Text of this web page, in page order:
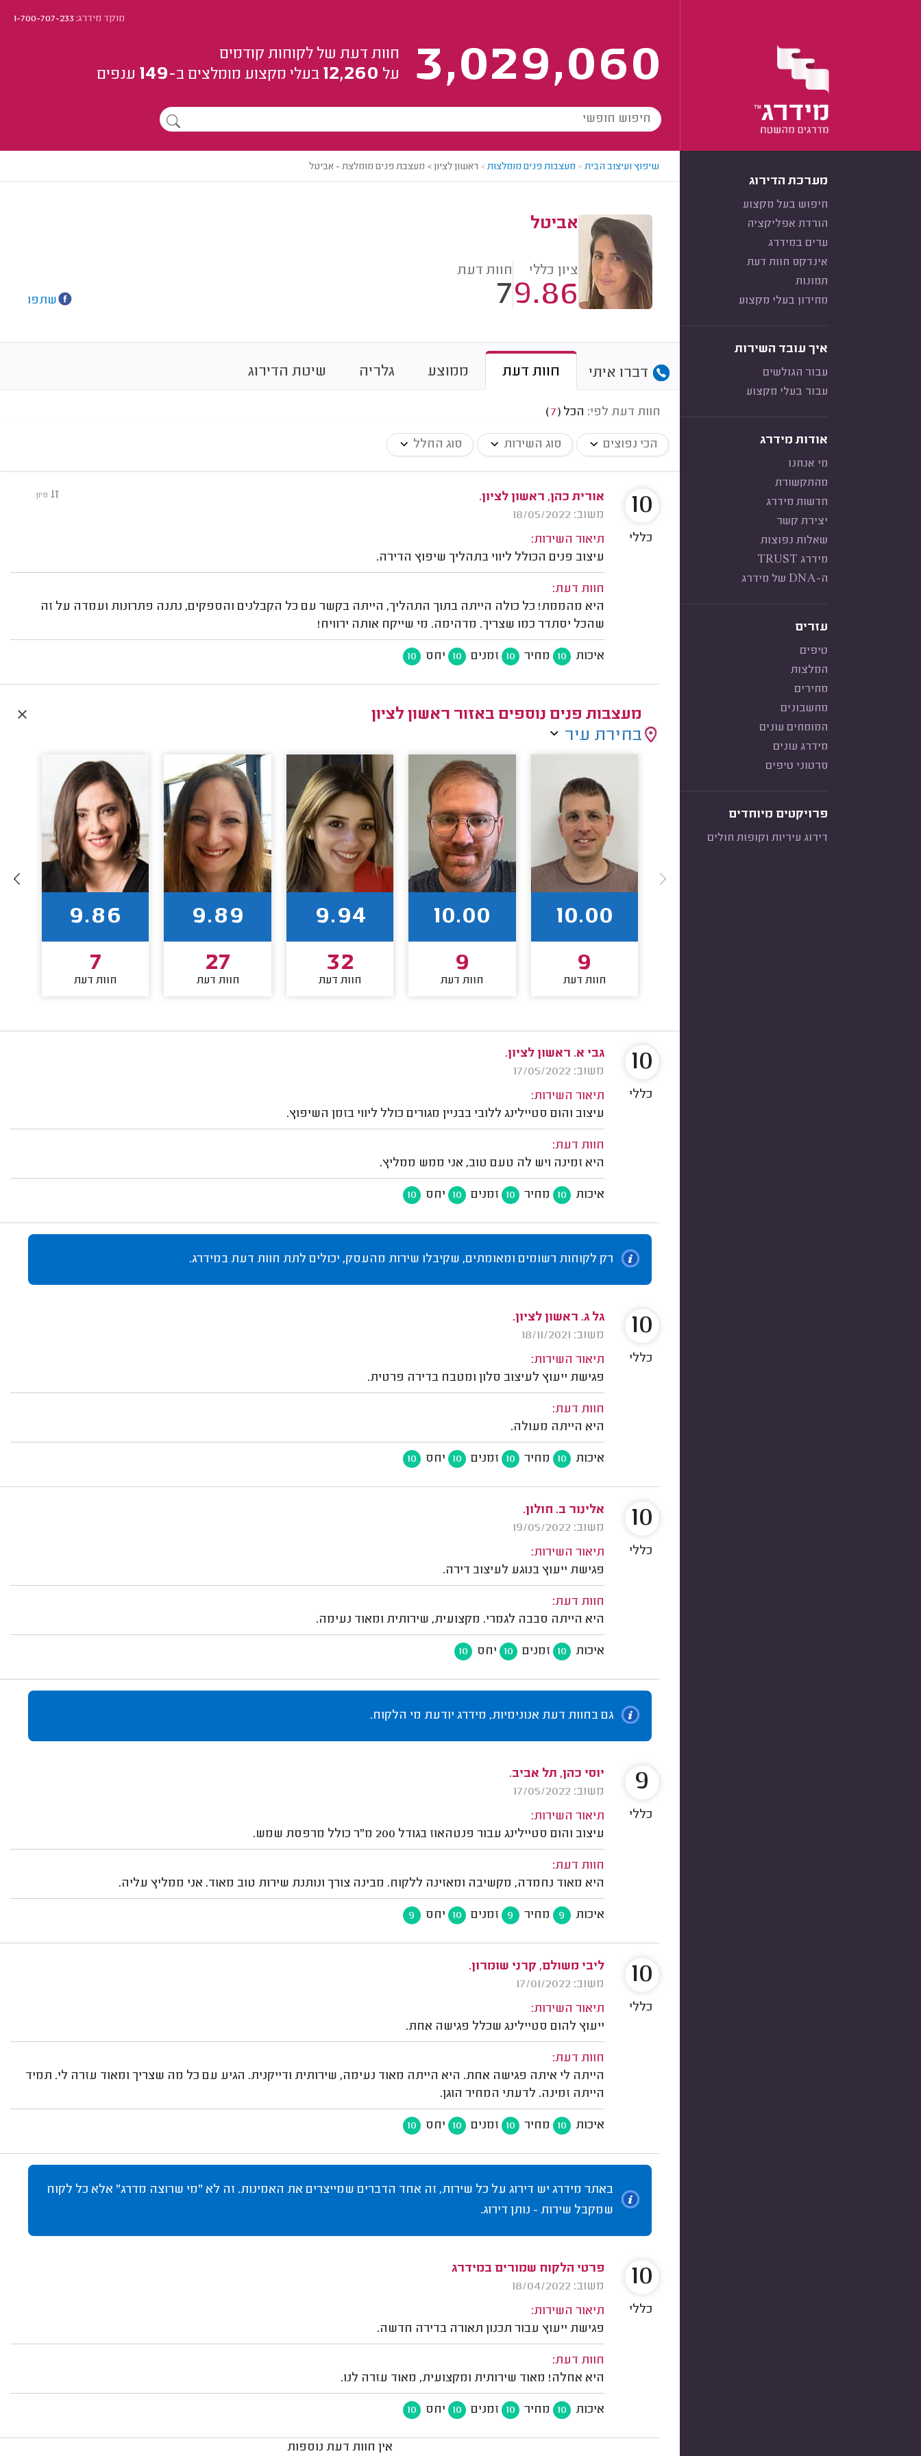
מוקד מידרג:1-700-707-233
3,029,060
חוות דעת של לקוחות קודמים
על 12,260 בעלי מקצוע מומלצים ב-149 ענפים
מערכת הדירוג
חיפוש בעל מקצוע
הורדת אפליקציה
ערים במידרג
אינדקס חוות דעת
תמונות
מחירון בעלי מקצוע
איך עובד השירות
עבור הגולשים
עבור בעלי מקצוע
אודות מידרג
מי אנחנו
מהתקשורת
חדשות מידרג
יצירת קשר
שאלות נפוצות
מידרג TRUST
ה-DNA של מידרג
עזרים
טיפים
המלצות
מחירים
מחשבונים
המומחים עונים
מידרג עונים
סרטוני טיפים
פרויקטים מיוחדים
דירוג עיריות וקופות חולים
שיפוץ ועיצוב הבית> מעצבות פנים מומלצות> ראשון לציון > מעצבת פנים מומלצת - אביטל
אביטל
ציון כללי
9.86
חוות דעת
7 שתפו
דברו איתי חוות דעת ממוצע גלריה שיטת הדירוג
חוות דעת לפי: הכל (
7
)
הכי נפוצים סוג השירות סוג החלל
מיון
אורית כהן, ראשון לציון.
משוב: 18/05/2022
תיאור השירות:
עיצוב פנים הכולל ליווי בתהליך שיפוץ הדירה.
חוות דעת:
היא מהממת! כל כולה הייתה בתוך התהליך, הייתה בקשר עם כל הקבלנים והספקים, נתנה פתרונות ועמדה על זה
שהכל יסתדר כמו שצריך. מדהימה. מי שייקח אותה ירוויח!
איכות 10 מחיר 10 זמנים 10 יחס 10
10
כללי
מעצבות פנים נוספים באזור ראשון לציון
בחירת עיר
10.00
9
חוות דעת
10.00
9
חוות דעת
9.94
32
חוות דעת
9.89
27
חוות דעת
9.86
7
חוות דעת
גבי א. ראשון לציון.
משוב: 17/05/2022
תיאור השירות:
עיצוב והום סטיילינג ללובי בבניין מגורים כולל ליווי בזמן השיפוץ.
חוות דעת:
היא זמינה ויש לה טעם טוב, אני ממש ממליץ.
איכות 10 מחיר 10 זמנים 10 יחס 10
10
כללי
רק לקוחות רשומים ומאומתים, שקיבלו שירות מהעסק, יכולים לתת חוות דעת במידרג.
גל ג. ראשון לציון.
משוב: 18/11/2021
תיאור השירות:
פגישת ייעוץ לעיצוב סלון ומטבח בדירה פרטית.
חוות דעת:
היא הייתה מעולה.
איכות 10 מחיר 10 זמנים 10 יחס 10
10
כללי
אלינור ב. חולון.
משוב: 19/05/2022
תיאור השירות:
פגישת ייעוץ בנוגע לעיצוב דירה.
חוות דעת:
היא הייתה סבבה לגמרי. מקצועית, שירותית ומאוד נעימה.
איכות 10 זמנים 10 יחס 10
10
כללי
גם בחוות דעת אנונימיות, מידרג יודעת מי הלקוח.
יוסי כהן, תל אביב.
משוב: 17/05/2022
תיאור השירות:
עיצוב והום סטיילינג עבור פנטהאוז בגודל 200 מ"ר כולל מרפסת שמש.
חוות דעת:
היא מאוד נחמדה, מקשיבה ומאזינה ללקוח. מבינה צורך ונותנת שירות טוב מאוד. אני ממליץ עליה.
איכות 9 מחיר 9 זמנים 10 יחס 9
9
כללי
ליבי משולם, קרני שומרון.
משוב: 17/01/2022
תיאור השירות:
ייעוץ להום סטיילינג שכלל פגישה אחת.
חוות דעת:
הייתה לי איתה פגישה אחת. היא הייתה מאוד נעימה, שירותית ודייקנית. הגיע עם כל מה שצריך ומאוד עזרה לי. תמיד
הייתה זמינה. לדעתי המחיר הוגן.
איכות 10 מחיר 10 זמנים 10 יחס 10
10
כללי
באתר מידרג יש דירוג על כל שירות, זה אחד הדברים שמייצרים את האמינות. זה לא "מי שרוצה מדרג" אלא כל לקוח
שמקבל שירות - נותן דירוג.
פרטי הלקוח שמורים במידרג
משוב: 18/04/2022
תיאור השירות:
פגישת ייעוץ עבור תכנון תאורה בדירה חדשה.
חוות דעת:
היא אחלה! מאוד שירותית ומקצועית, מאוד עזרה לנו.
איכות 10 מחיר 10 זמנים 10 יחס 10
10
כללי
אין חוות דעת נוספות